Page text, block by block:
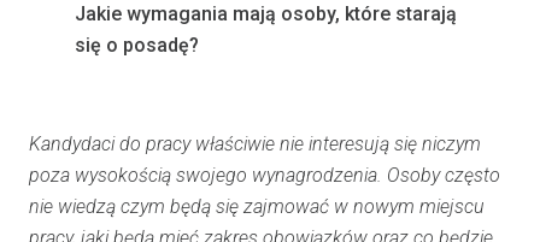
Jakie wymagania mają osoby, które starają
się o posadę?
Kandydaci do pracy właściwie nie interesują się niczym
poza wysokością swojego wynagrodzenia. Osoby często
nie wiedzą czym będą się zajmować w nowym miejscu
pracy, jaki będą mieć zakres obowiązków oraz co będzie